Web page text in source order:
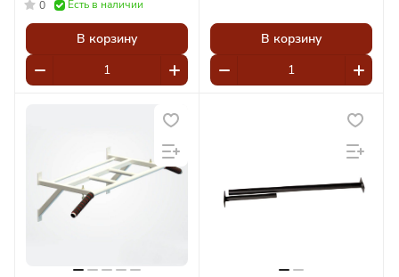
0 Есть в наличии
В корзину В корзину